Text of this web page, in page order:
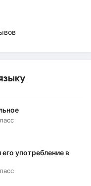
употребление в